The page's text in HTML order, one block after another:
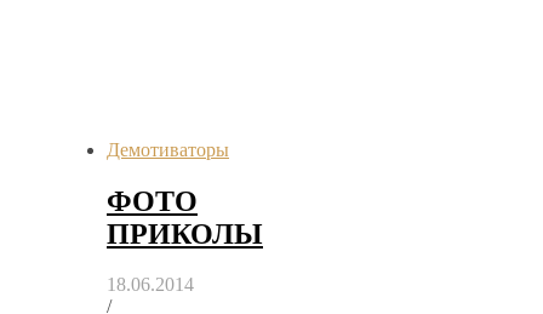
Демотиваторы
ФОТО
ПРИКОЛЫ
18.06.2014
/